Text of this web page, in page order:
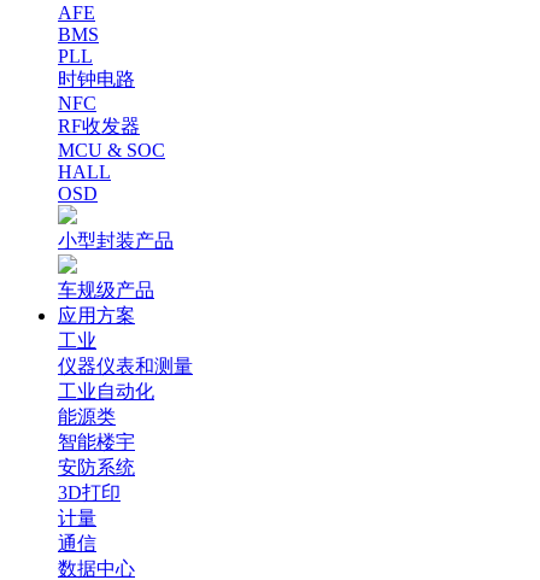
AFE
BMS
PLL
时钟电路
NFC
RF收发器
MCU & SOC
HALL
OSD
小型封装产品
车规级产品
应用方案
工业
仪器仪表和测量
工业自动化
能源类
智能楼宇
安防系统
3D打印
计量
通信
数据中心